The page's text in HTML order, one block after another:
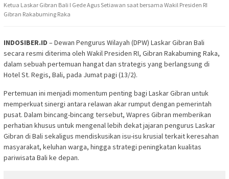
Ketua Laskar Gibran Bali I Gede Agus Setiawan saat bersama Wakil Presiden RI
Gibran Rakabuming Raka
INDOSIBER.ID – Dewan Pengurus Wilayah (DPW) Laskar Gibran Bali
secara resmi diterima oleh Wakil Presiden RI, Gibran Rakabuming Raka,
dalam sebuah pertemuan hangat dan strategis yang berlangsung di
Hotel St. Regis, Bali, pada Jumat pagi (13/2).
Pertemuan ini menjadi momentum penting bagi Laskar Gibran untuk
memperkuat sinergi antara relawan akar rumput dengan pemerintah
pusat. Dalam bincang-bincang tersebut, Wapres Gibran memberikan
perhatian khusus untuk mengenal lebih dekat jajaran pengurus Laskar
Gibran di Bali sekaligus mendiskusikan isu-isu krusial terkait keresahan
masyarakat, keluhan warga, hingga strategi peningkatan kualitas
pariwisata Bali ke depan.